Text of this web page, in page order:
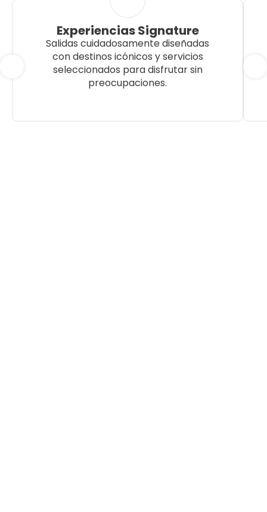
Experiencias Signature
Salidas cuidadosamente diseñadas
con destinos icónicos y servicios
seleccionados para disfrutar sin
preocupaciones.